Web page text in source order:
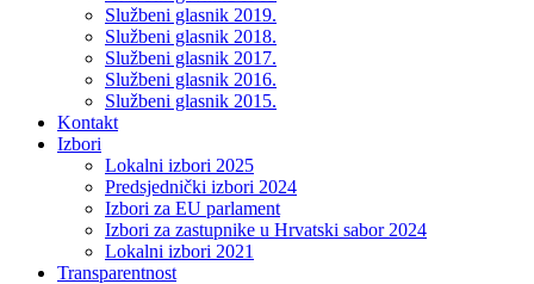
Službeni glasnik 2019.
Službeni glasnik 2018.
Službeni glasnik 2017.
Službeni glasnik 2016.
Službeni glasnik 2015.
Kontakt
Izbori
Lokalni izbori 2025
Predsjednički izbori 2024
Izbori za EU parlament
Izbori za zastupnike u Hrvatski sabor 2024
Lokalni izbori 2021
Transparentnost